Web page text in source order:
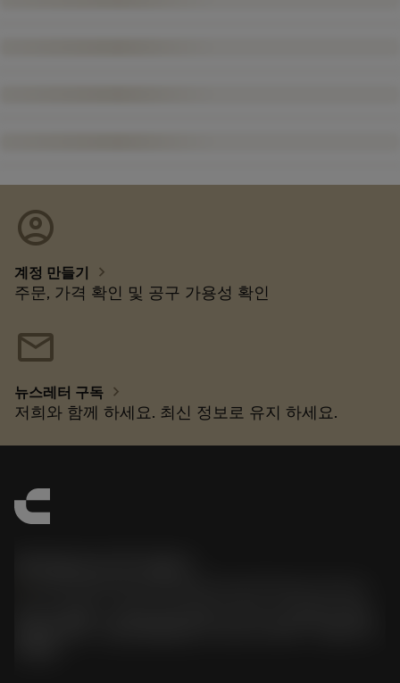
account_circle
계정 만들기 chevron_right
주문, 가격 확인 및 공구 가용성 확인
mail
뉴스레터 구독 chevron_right
저희와 함께 하세요. 최신 정보로 유지 하세요.